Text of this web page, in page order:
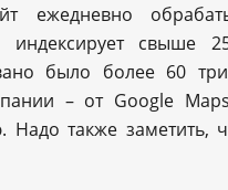
ежедневно
индексирует свыше
было более 60
– от Google
Надо также